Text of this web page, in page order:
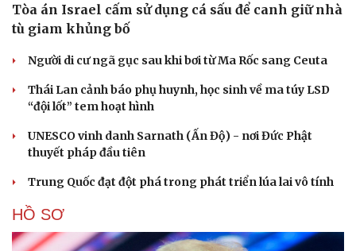
Tòa án Israel cấm sử dụng cá sấu để canh giữ nhà
tù giam khủng bố
Người di cư ngã gục sau khi bơi từ Ma Rốc sang Ceuta
Thái Lan cảnh báo phụ huynh, học sinh về ma túy LSD
“đội lốt” tem hoạt hình
UNESCO vinh danh Sarnath (Ấn Độ) - nơi Đức Phật
thuyết pháp đầu tiên
Trung Quốc đạt đột phá trong phát triển lúa lai vô tính
HỒ SƠ